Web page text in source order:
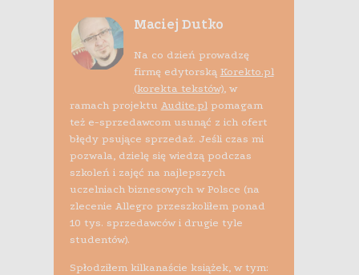
Maciej Dutko
Na co dzień prowadzę
firmę edytorską Korekto.pl
(korekta tekstów), w
ramach projektu Audite.plpomagam
też e-sprzedawcom usunąć z ich ofert
błędy psujące sprzedaż. Jeśli czas mi
pozwala, dzielę się wiedzą podczas
szkoleń i zajęć na najlepszych
uczelniach biznesowych w Polsce (na
zlecenie Allegro przeszkoliłem ponad
10 tys. sprzedawców i drugie tyle
studentów).
Spłodziłem kilkanaście książek, w tym: